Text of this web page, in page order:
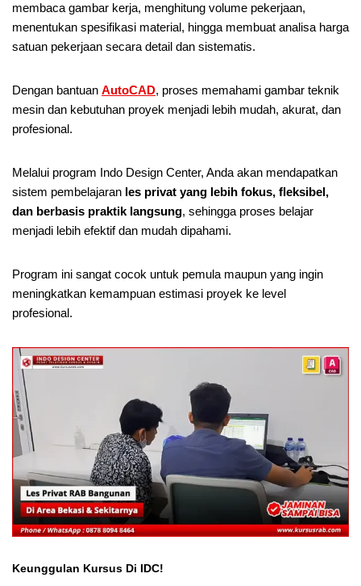
membaca gambar kerja, menghitung volume pekerjaan,
menentukan spesifikasi material, hingga membuat analisa harga
satuan pekerjaan secara detail dan sistematis.
Dengan bantuan AutoCAD, proses memahami gambar teknik
mesin dan kebutuhan proyek menjadi lebih mudah, akurat, dan
profesional.
Melalui program Indo Design Center, Anda akan mendapatkan
sistem pembelajaran les privat yang lebih fokus, fleksibel,
dan berbasis praktik langsung, sehingga proses belajar
menjadi lebih efektif dan mudah dipahami.
Program ini sangat cocok untuk pemula maupun yang ingin
meningkatkan kemampuan estimasi proyek ke level
profesional.
Keunggulan Kursus Di IDC!